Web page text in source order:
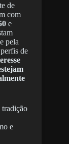
de
com
e
pela
de
tradição
e